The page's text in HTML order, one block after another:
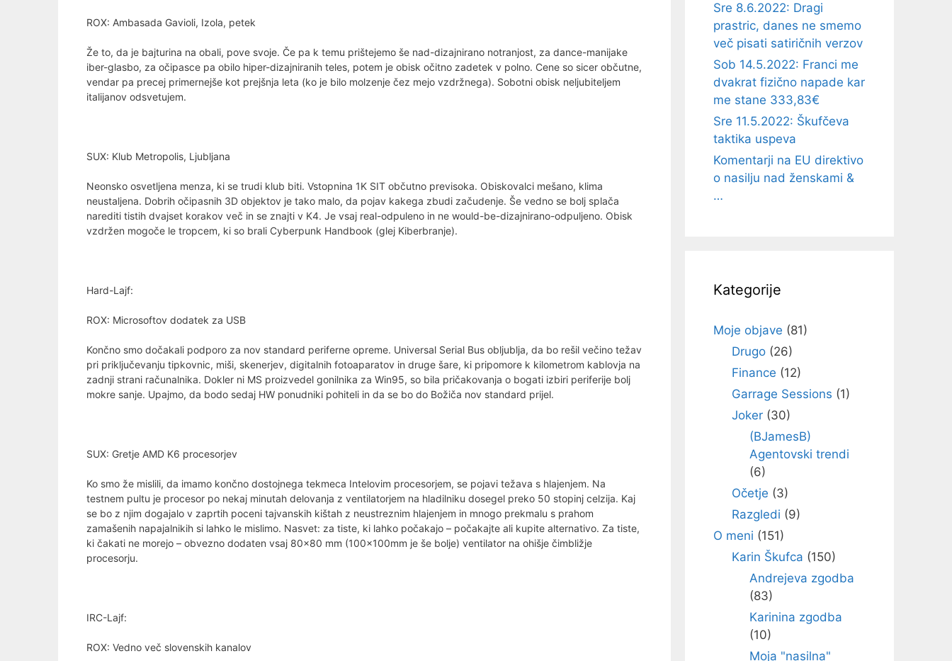
ROX: Ambasada Gavioli, Izola, petek
Že to, da je bajturina na obali, pove svoje. Če pa k temu prištejemo še nad-dizajnirano notranjost, za dance-manijake
iber-glasbo, za očipasce pa obilo hiper-dizajniranih teles, potem je obisk očitno zadetek v polno. Cene so sicer občutne,
vendar pa precej primernejše kot prejšnja leta (ko je bilo molzenje čez mejo vzdržnega). Sobotni obisk neljubiteljem
italijanov odsvetujem.
SUX: Klub Metropolis, Ljubljana
Neonsko osvetljena menza, ki se trudi klub biti. Vstopnina 1K SIT občutno previsoka. Obiskovalci mešano, klima
neustaljena. Dobrih očipasnih 3D objektov je tako malo, da pojav kakega zbudi začudenje. Še vedno se bolj splača
narediti tistih dvajset korakov več in se znajti v K4. Je vsaj real-odpuleno in ne would-be-dizajnirano-odpuljeno. Obisk
vzdržen mogoče le tropcem, ki so brali Cyberpunk Handbook (glej Kiberbranje).
Hard-Lajf:
ROX: Microsoftov dodatek za USB
Končno smo dočakali podporo za nov standard periferne opreme. Universal Serial Bus obljublja, da bo rešil večino težav
pri priključevanju tipkovnic, miši, skenerjev, digitalnih fotoaparatov in druge šare, ki pripomore k kilometrom kablovja na
zadnji strani računalnika. Dokler ni MS proizvedel gonilnika za Win95, so bila pričakovanja o bogati izbiri periferije bolj
mokre sanje. Upajmo, da bodo sedaj HW ponudniki pohiteli in da se bo do Božiča nov standard prijel.
SUX: Gretje AMD K6 procesorjev
Ko smo že mislili, da imamo končno dostojnega tekmeca Intelovim procesorjem, se pojavi težava s hlajenjem. Na
testnem pultu je procesor po nekaj minutah delovanja z ventilatorjem na hladilniku dosegel preko 50 stopinj celzija. Kaj
se bo z njim dogajalo v zaprtih poceni tajvanskih kištah z neustreznim hlajenjem in mnogo prekmalu s prahom
zamašenih napajalnikih si lahko le mislimo. Nasvet: za tiste, ki lahko počakajo – počakajte ali kupite alternativo. Za tiste,
ki čakati ne morejo – obvezno dodaten vsaj 80×80 mm (100x100mm je še bolje) ventilator na ohišje čimbližje
procesorju.
IRC-Lajf:
ROX: Vedno več slovenskih kanalov
Sre 8.6.2022: Dragi
prastric, danes ne smemo
več pisati satiričnih verzov
Sob 14.5.2022: Franci me
dvakrat fizično napade kar
me stane 333,83€
Sre 11.5.2022: Škufčeva
taktika uspeva
Komentarji na EU direktivo
o nasilju nad ženskami &
…
Kategorije
Moje objave (81)
Drugo(26)
Finance (12)
Garrage Sessions (1)
Joker(30)
(BJamesB)
Agentovski trendi
(6)
Očetje (3)
Razgledi (9)
O meni (151)
Karin Škufca (150)
Andrejeva zgodba
(83)
Karinina zgodba
(10)
Moja "nasilna"